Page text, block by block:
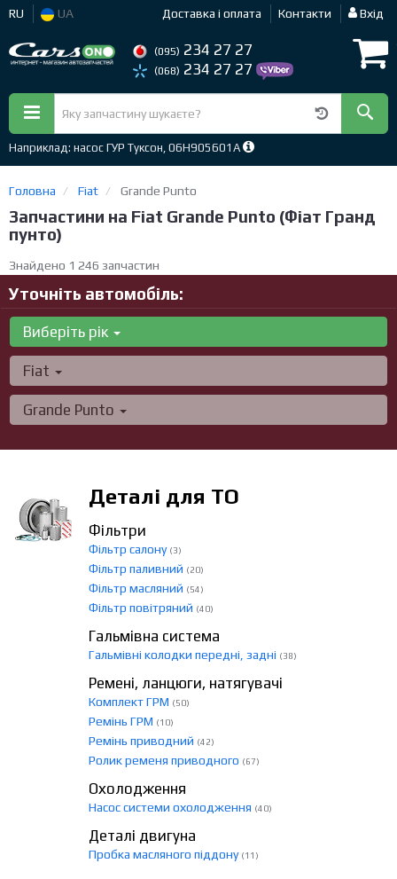
RU UA Доставка і оплата Контакти Вхід
(095) 234 27 27
(068) 234 27 27
Наприклад: насос ГУР Туксон, 06H905601A
Головна Fiat Grande Punto
Запчастини на Fiat Grande Punto (Фіат Гранд
пунто)
Знайдено 1 246 запчастин
Уточніть автомобіль:
Виберіть рік
Fiat
Grande Punto
Деталі для ТО
Фільтри
Фільтр салону (3)
Фільтр паливний (20)
Фільтр масляний (54)
Фільтр повітряний (40)
Гальмівна система
Гальмівні колодки передні, задні (38)
Ремені, ланцюги, натягувачі
Комплект ГРМ (50)
Ремінь ГРМ (10)
Ремінь приводний (42)
Ролик ременя приводного (67)
Охолодження
Насос системи охолодження (40)
Деталі двигуна
Пробка масляного піддону (11)